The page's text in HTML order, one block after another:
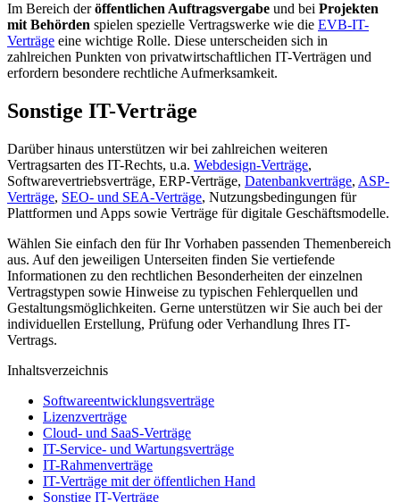
Im Bereich deröffentlichen Auftragsvergabe und bei Projekten
mit Behörden spielen spezielle Vertragswerke wie die EVB-IT-
Verträge eine wichtige Rolle. Diese unterscheiden sich in
zahlreichen Punkten von privatwirtschaftlichen IT-Verträgen und
erfordern besondere rechtliche Aufmerksamkeit.
Sonstige IT-Verträge
Darüber hinaus unterstützen wir bei zahlreichen weiteren
Vertragsarten des IT-Rechts, u.a. Webdesign-Verträge,
Softwarevertriebsverträge, ERP-Verträge, Datenbankverträge, ASP-
Verträge, SEO- und SEA-Verträge, Nutzungsbedingungen für
Plattformen und Apps sowie Verträge für digitale Geschäftsmodelle.
Wählen Sie einfach den für Ihr Vorhaben passenden Themenbereich
aus. Auf den jeweiligen Unterseiten finden Sie vertiefende
Informationen zu den rechtlichen Besonderheiten der einzelnen
Vertragstypen sowie Hinweise zu typischen Fehlerquellen und
Gestaltungsmöglichkeiten. Gerne unterstützen wir Sie auch bei der
individuellen Erstellung, Prüfung oder Verhandlung Ihres IT-
Vertrags.
Inhaltsverzeichnis
Softwareentwicklungsverträge
Lizenzverträge
Cloud- und SaaS-Verträge
IT-Service- und Wartungsverträge
IT-Rahmenverträge
IT-Verträge mit der öffentlichen Hand
Sonstige IT-Verträge